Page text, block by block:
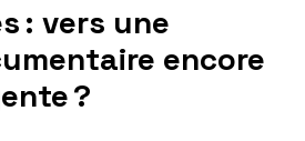
: vers une
encore
?